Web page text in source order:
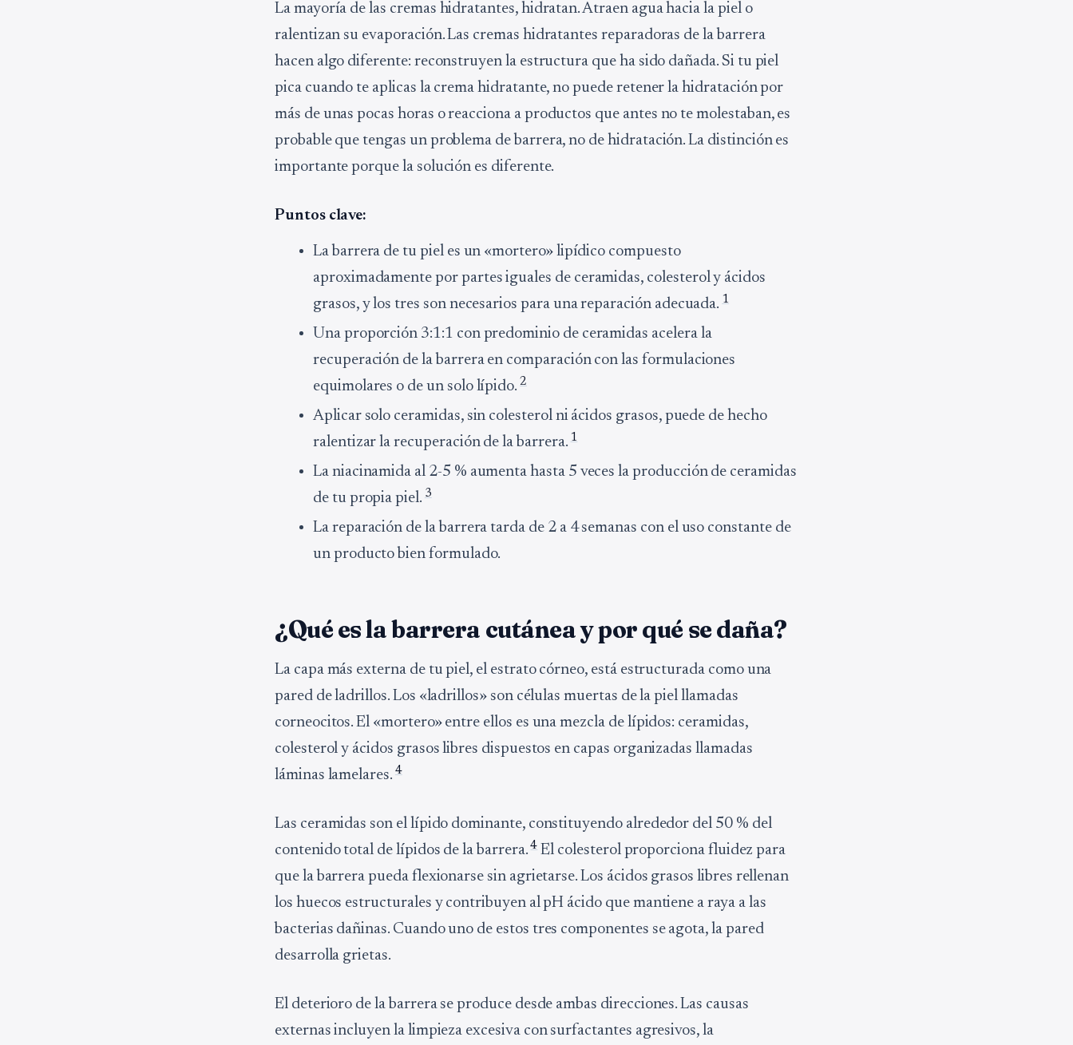
La mayoría de las cremas hidratantes, hidratan. Atraen agua hacia la piel o
ralentizan su evaporación. Las cremas hidratantes reparadoras de la barrera
hacen algo diferente: reconstruyen la estructura que ha sido dañada. Si tu piel
pica cuando te aplicas la crema hidratante, no puede retener la hidratación por
más de unas pocas horas o reacciona a productos que antes no te molestaban, es
probable que tengas un problema de barrera, no de hidratación. La distinción es
importante porque la solución es diferente.
Puntos clave:
La barrera de tu piel es un «mortero» lipídico compuesto
aproximadamente por partes iguales de ceramidas, colesterol y ácidos
grasos, y los tres son necesarios para una reparación adecuada.1
Una proporción 3:1:1 con predominio de ceramidas acelera la
recuperación de la barrera en comparación con las formulaciones
equimolares o de un solo lípido.2
Aplicar solo ceramidas, sin colesterol ni ácidos grasos, puede de hecho
ralentizar la recuperación de la barrera. 1
La niacinamida al 2-5 % aumenta hasta 5 veces la producción de ceramidas
de tu propia piel. 3
La reparación de la barrera tarda de 2 a 4 semanas con el uso constante de
un producto bien formulado.
¿Qué es la barrera cutánea y por qué se daña?
La capa más externa de tu piel, el estrato córneo, está estructurada como una
pared de ladrillos. Los «ladrillos» son células muertas de la piel llamadas
corneocitos. El «mortero» entre ellos es una mezcla de lípidos: ceramidas,
colesterol y ácidos grasos libres dispuestos en capas organizadas llamadas
láminas lamelares. 4
Las ceramidas son el lípido dominante, constituyendo alrededor del 50 % del
contenido total de lípidos de la barrera.4 El colesterol proporciona fluidez para
que la barrera pueda flexionarse sin agrietarse. Los ácidos grasos libres rellenan
los huecos estructurales y contribuyen al pH ácido que mantiene a raya a las
bacterias dañinas. Cuando uno de estos tres componentes se agota, la pared
desarrolla grietas.
El deterioro de la barrera se produce desde ambas direcciones. Las causas
externas incluyen la limpieza excesiva con surfactantes agresivos, la